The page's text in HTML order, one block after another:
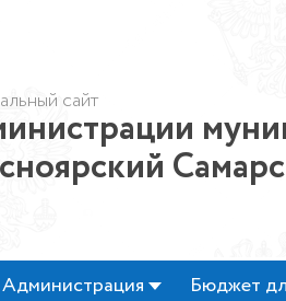
сайт
Администрация Бюджет